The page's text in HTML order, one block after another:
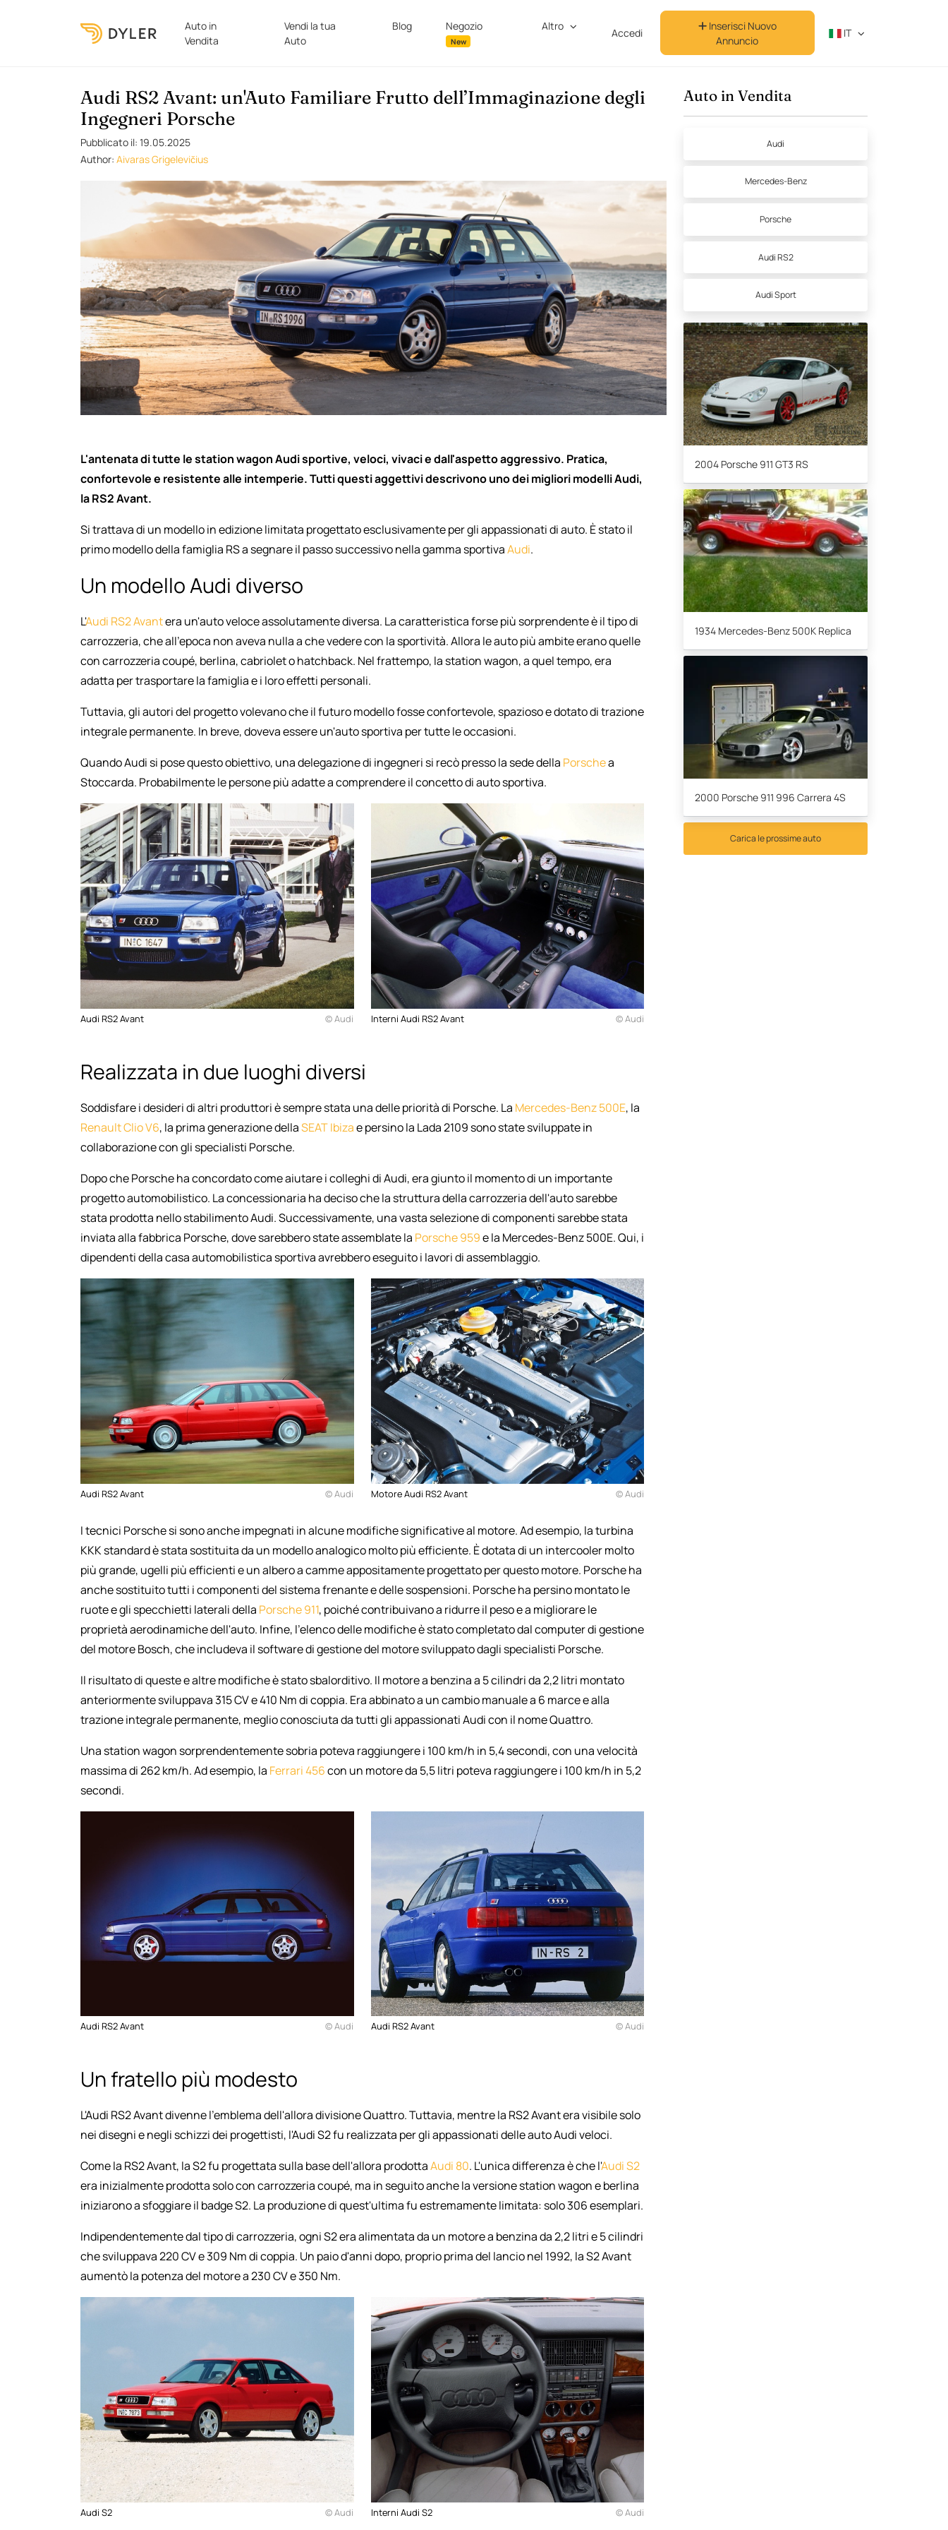
Auto in
Vendita
Vendi la tua
Auto
Blog Negozio
New
Altro
Accedi
Inserisci Nuovo
Annuncio
IT
Audi RS2 Avant: un'Auto Familiare Frutto dell’Immaginazione degli
Ingegneri Porsche
Pubblicato il: 19.05.2025
Author: Aivaras Grigelevičius
L'antenata di tutte le station wagon Audi sportive, veloci, vivaci e dall'aspetto aggressivo. Pratica,
confortevole e resistente alle intemperie. Tutti questi aggettivi descrivono uno dei migliori modelli Audi,
la RS2 Avant.
Si trattava di un modello in edizione limitata progettato esclusivamente per gli appassionati di auto. È stato il
primo modello della famiglia RS a segnare il passo successivo nella gamma sportivaAudi.
Un modello Audi diverso
L'Audi RS2 Avantera un'auto veloce assolutamente diversa. La caratteristica forse più sorprendente è il tipo di
carrozzeria, che all'epoca non aveva nulla a che vedere con la sportività. Allora le auto più ambite erano quelle
con carrozzeria coupé, berlina, cabriolet o hatchback. Nel frattempo, la station wagon, a quel tempo, era
adatta per trasportare la famiglia e i loro effetti personali.
Tuttavia, gli autori del progetto volevano che il futuro modello fosse confortevole, spazioso e dotato di trazione
integrale permanente. In breve, doveva essere un'auto sportiva per tutte le occasioni.
Quando Audi si pose questo obiettivo, una delegazione di ingegneri si recò presso la sede della Porschea
Stoccarda. Probabilmente le persone più adatte a comprendere il concetto di auto sportiva.
Audi RS2 Avant © Audi Interni Audi RS2 Avant © Audi
Realizzata in due luoghi diversi
Soddisfare i desideri di altri produttori è sempre stata una delle priorità di Porsche. La Mercedes-Benz 500E, la
Renault Clio V6, la prima generazione dellaSEAT Ibizae persino la Lada 2109 sono state sviluppate in
collaborazione con gli specialisti Porsche.
Dopo che Porsche ha concordato come aiutare i colleghi di Audi, era giunto il momento di un importante
progetto automobilistico. La concessionaria ha deciso che la struttura della carrozzeria dell'auto sarebbe
stata prodotta nello stabilimento Audi. Successivamente, una vasta selezione di componenti sarebbe stata
inviata alla fabbrica Porsche, dove sarebbero state assemblate la Porsche 959e la Mercedes-Benz 500E. Qui, i
dipendenti della casa automobilistica sportiva avrebbero eseguito i lavori di assemblaggio.
Audi RS2 Avant © Audi Motore Audi RS2 Avant © Audi
I tecnici Porsche si sono anche impegnati in alcune modifiche significative al motore. Ad esempio, la turbina
KKK standard è stata sostituita da un modello analogico molto più efficiente. È dotata di un intercooler molto
più grande, ugelli più efficienti e un albero a camme appositamente progettato per questo motore. Porsche ha
anche sostituito tutti i componenti del sistema frenante e delle sospensioni. Porsche ha persino montato le
ruote e gli specchietti laterali della Porsche 911, poiché contribuivano a ridurre il peso e a migliorare le
proprietà aerodinamiche dell'auto. Infine, l'elenco delle modifiche è stato completato dal computer di gestione
del motore Bosch, che includeva il software di gestione del motore sviluppato dagli specialisti Porsche.
Il risultato di queste e altre modifiche è stato sbalorditivo. Il motore a benzina a 5 cilindri da 2,2 litri montato
anteriormente sviluppava 315 CV e 410 Nm di coppia. Era abbinato a un cambio manuale a 6 marce e alla
trazione integrale permanente, meglio conosciuta da tutti gli appassionati Audi con il nome Quattro.
Una station wagon sorprendentemente sobria poteva raggiungere i 100 km/h in 5,4 secondi, con una velocità
massima di 262 km/h. Ad esempio, la Ferrari 456con un motore da 5,5 litri poteva raggiungere i 100 km/h in 5,2
secondi.
Audi RS2 Avant © Audi Audi RS2 Avant © Audi
Un fratello più modesto
L'Audi RS2 Avant divenne l'emblema dell'allora divisione Quattro. Tuttavia, mentre la RS2 Avant era visibile solo
nei disegni e negli schizzi dei progettisti, l'Audi S2 fu realizzata per gli appassionati delle auto Audi veloci.
Come la RS2 Avant, la S2 fu progettata sulla base dell'allora prodottaAudi 80. L'unica differenza è che l'Audi S2
era inizialmente prodotta solo con carrozzeria coupé, ma in seguito anche la versione station wagon e berlina
iniziarono a sfoggiare il badge S2. La produzione di quest'ultima fu estremamente limitata: solo 306 esemplari.
Indipendentemente dal tipo di carrozzeria, ogni S2 era alimentata da un motore a benzina da 2,2 litri e 5 cilindri
che sviluppava 220 CV e 309 Nm di coppia. Un paio d'anni dopo, proprio prima del lancio nel 1992, la S2 Avant
aumentò la potenza del motore a 230 CV e 350 Nm.
Audi S2 © Audi Interni Audi S2 © Audi
Auto in Vendita
Audi
Mercedes-Benz
Porsche
Audi RS2
Audi Sport
2004 Porsche 911 GT3 RS
1934 Mercedes-Benz 500K Replica
2000 Porsche 911 996 Carrera 4S
Carica le prossime auto